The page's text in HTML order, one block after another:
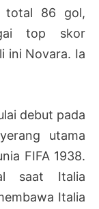
total 86 gol,
top skor
ini Novara. Ia
debut pada
utama
FIFA 1938.
saat Italia
Italia